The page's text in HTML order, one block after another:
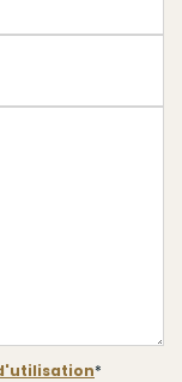
*